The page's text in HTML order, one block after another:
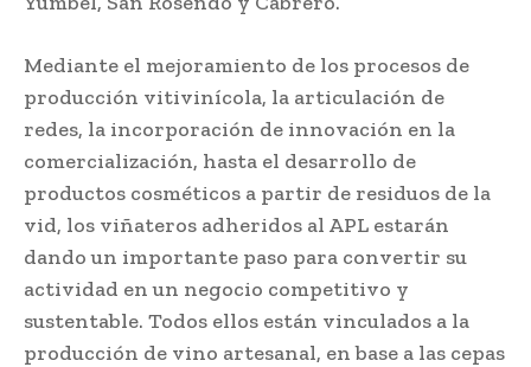
Mediante el mejoramiento de los procesos de
producción vitivinícola, la articulación de
redes, la incorporación de innovación en la
comercialización, hasta el desarrollo de
productos cosméticos a partir de residuos de la
vid, los viñateros adheridos al APL estarán
dando un importante paso para convertir su
actividad en un negocio competitivo y
sustentable. Todos ellos están vinculados a la
producción de vino artesanal, en base a las cepas